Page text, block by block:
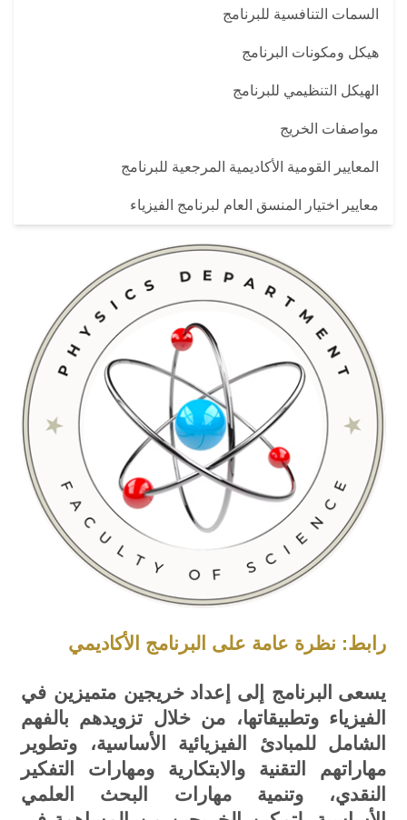
السمات التنافسية للبرنامج
هيكل ومكونات البرنامج
الهيكل التنظيمي للبرنامج
مواصفات الخريج
المعايير القومية الأكاديمية المرجعية للبرنامج
معايير اختيار المنسق العام لبرنامج الفيزياء
رابط: نظرة عامة على البرنامج الأكاديمي
يسعى البرنامج إلى إعداد خريجين متميزين في
الفيزياء وتطبيقاتها، من خلال تزويدهم بالفهم
الشاملللمبادئ الفيزيائية الأساسية، وتطوير
مهاراتهم التقنية والابتكارية ومهارات التفكير
النقدي، وتنمية مهارات البحث العلمي